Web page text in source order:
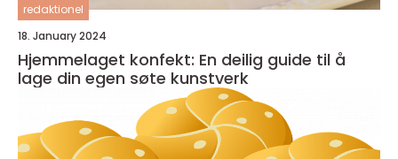
redaktionel
18. January 2024
Hjemmelaget konfekt: En deilig guide til å
lage din egen søte kunstverk